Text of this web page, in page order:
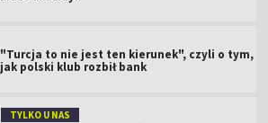
"Turcja to nie jest ten kierunek", czyli o tym,
jak polski klub rozbił bank
TYLKO U NAS